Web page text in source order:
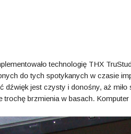
technologię THX
do tych spotykanych w czasie
dźwięk jest czysty i donośny, aż
trochę brzmienia w basach. Komputer